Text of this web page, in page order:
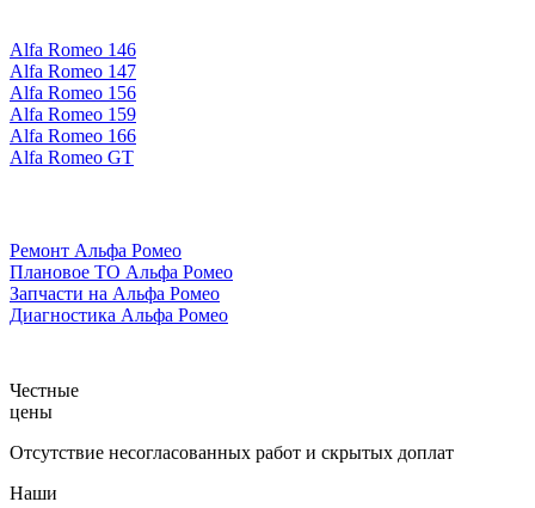
Alfa Romeo 146
Alfa Romeo 147
Alfa Romeo 156
Alfa Romeo 159
Alfa Romeo 166
Alfa Romeo GT
Ремонт Альфа Ромео
Плановое ТО Альфа Ромео
Запчасти на Альфа Ромео
Диагностика Альфа Ромео
Честные
цены
Отсутствие несогласованных работ и скрытых доплат
Наши